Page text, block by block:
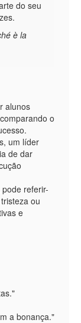
do seu
è la
alunos
o
um líder
de dar
referir-
ou
e
a bonança."